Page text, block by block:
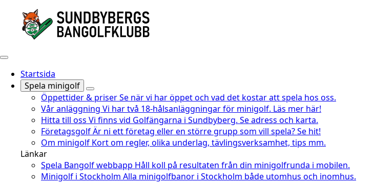
Startsida
Spela minigolf
Öppettider & priserSe när vi har öppet och vad det kostar att spela hos oss.
Vår anläggning Vi har två 18-hålsanläggningar för minigolf. Läs mer här!
Hitta till oss Vi finns vid Golfängarna i Sundbyberg. Se adress och karta.
FöretagsgolfÄr ni ett företag eller en större grupp som vill spela? Se hit!
Om minigolf Kort om regler, olika underlag, tävlingsverksamhet, tips mm.
Länkar
Spela Bangolf webbapp Håll koll på resultaten från din minigolfrunda i mobilen.
Minigolf i Stockholm Alla minigolfbanor i Stockholm både utomhus och inomhus.